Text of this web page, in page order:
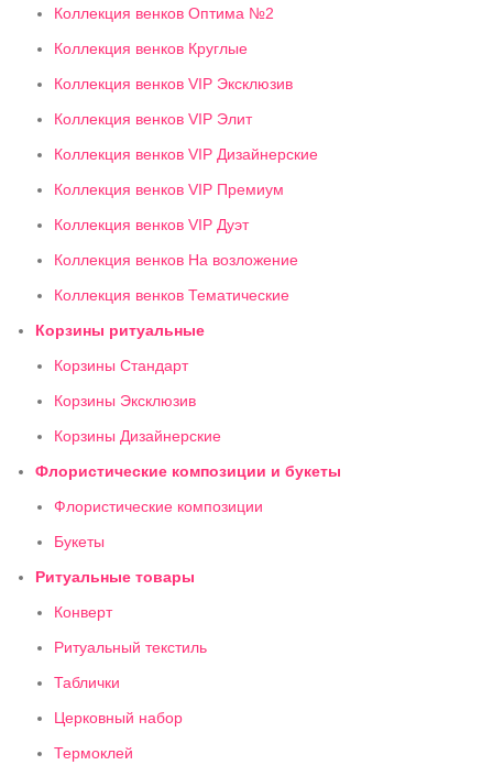
Коллекция венков Оптима №2
Коллекция венков Круглые
Коллекция венков VIP Эксклюзив
Коллекция венков VIP Элит
Коллекция венков VIP Дизайнерские
Коллекция венков VIP Премиум
Коллекция венков VIP Дуэт
Коллекция венков На возложение
Коллекция венков Тематические
Корзины ритуальные
Корзины Стандарт
Корзины Эксклюзив
Корзины Дизайнерские
Флористические композиции и букеты
Флористические композиции
Букеты
Ритуальные товары
Конверт
Ритуальный текстиль
Таблички
Церковный набор
Термоклей